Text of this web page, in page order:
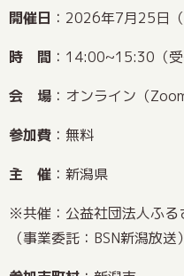
開催日 ：2026年7月25日（
時 間 ：14:00~15:30（
会 場 ：オンライン（
参加費 ：無料
主 催 ：新潟県
※共催：公益社団法人ふ
（事業委託：BSN新潟放送）